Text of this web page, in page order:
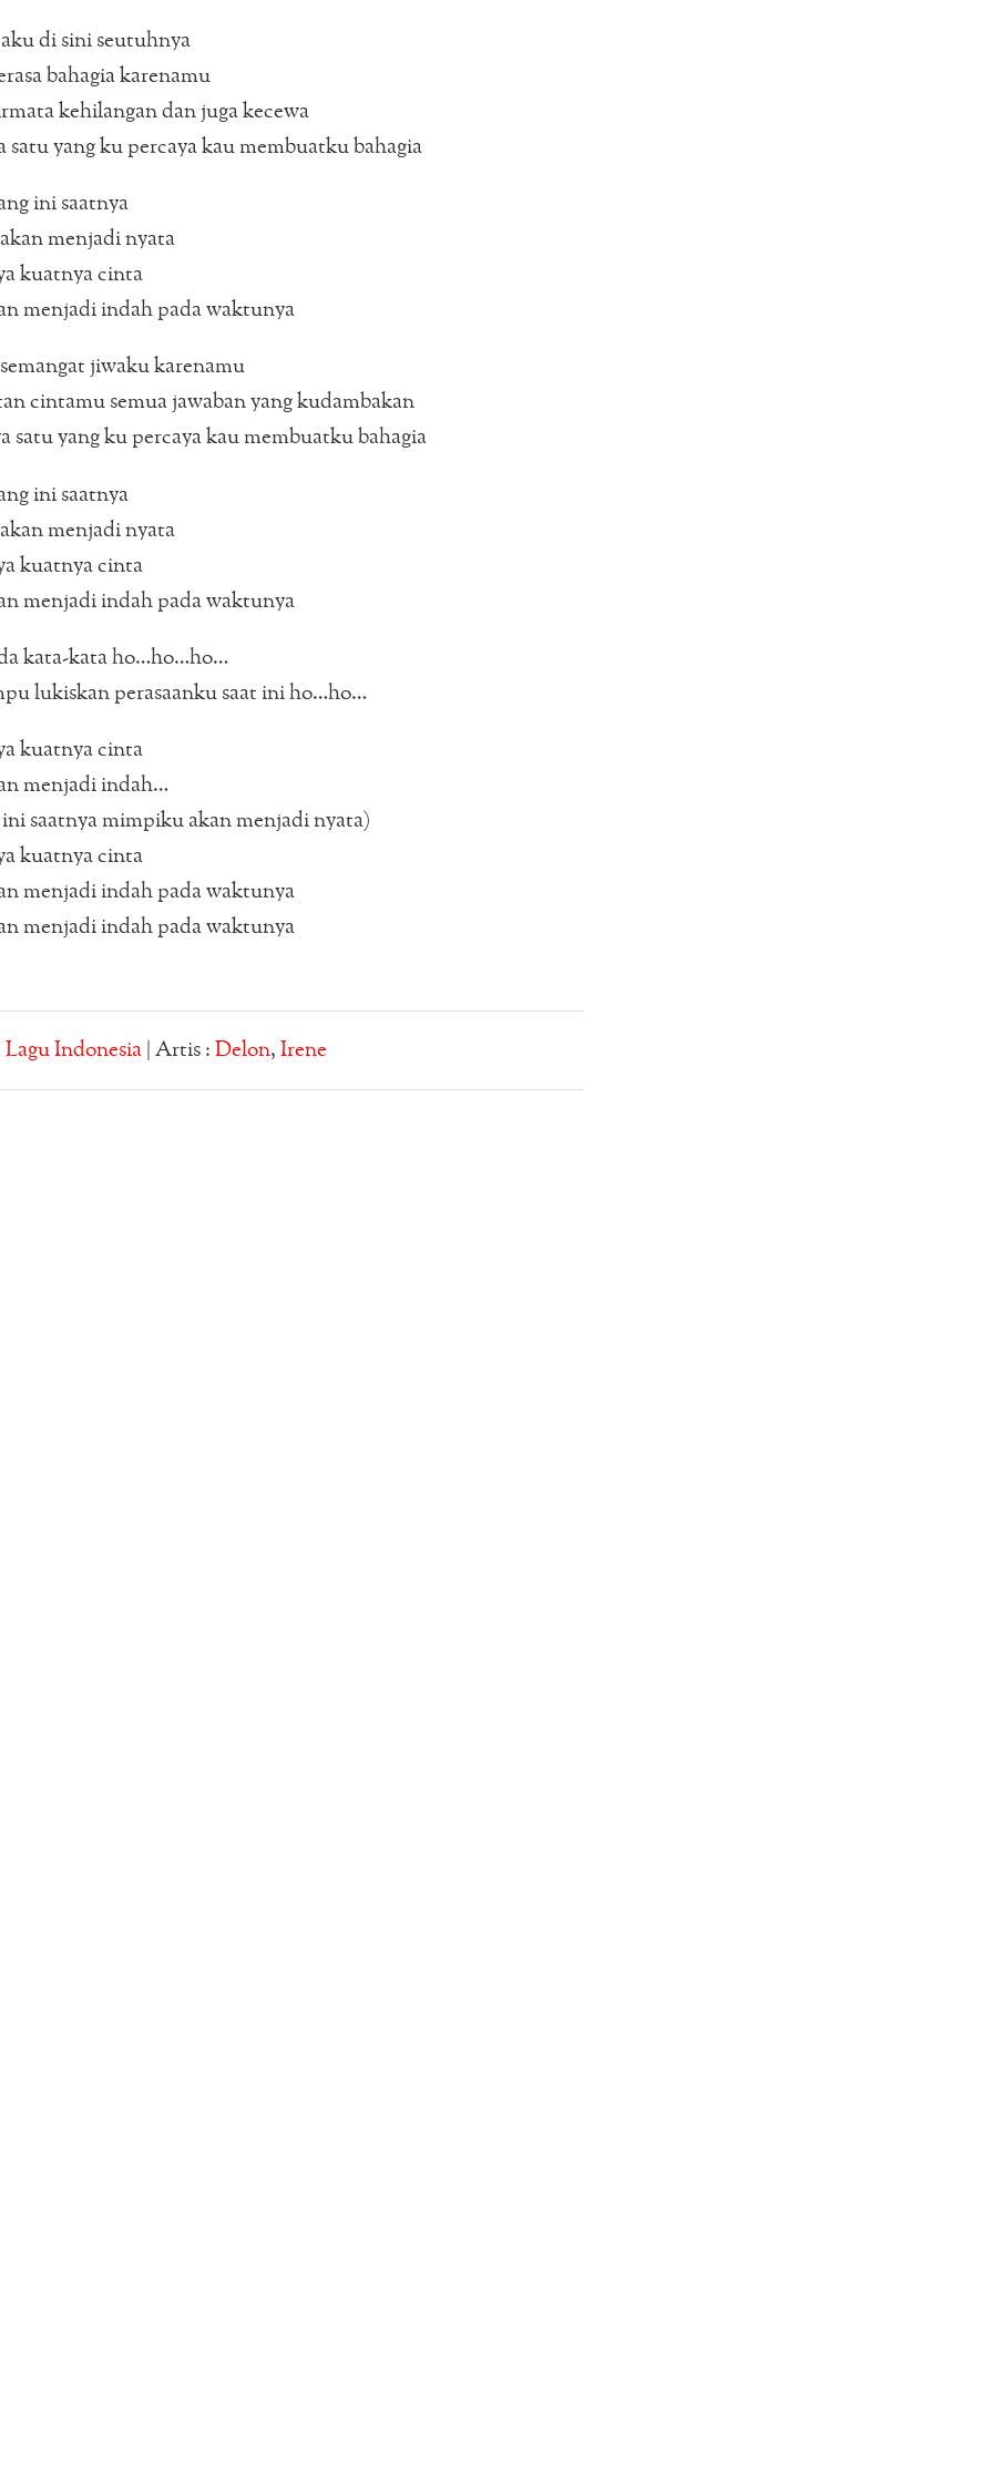
di sini seutuhnya
bahagia karenamu
kehilangan dan juga kecewa
satu yang ku percaya kau membuatku bahagia
ini saatnya
menjadi nyata
kuatnya cinta
menjadi indah pada waktunya
jiwaku karenamu
cintamu semua jawaban yang kudambakan
satu yang ku percaya kau membuatku bahagia
ini saatnya
menjadi nyata
kuatnya cinta
menjadi indah pada waktunya
kata-kata ho…ho…ho…
lukiskan perasaanku saat ini ho…ho…
kuatnya cinta
menjadi indah…
saatnya mimpiku akan menjadi nyata)
kuatnya cinta
menjadi indah pada waktunya
menjadi indah pada waktunya
Lagu Indonesia| Artis : Delon, Irene